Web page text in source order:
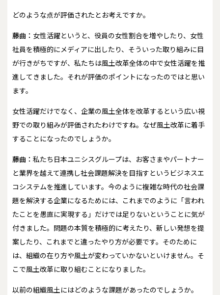
――どのような点が評価されたとお考えですか。
藤曲： 女性活躍というと、役員の女性割合を増やしたり、女性
社員を積極的にメディアに出したり、そういった取り組みに目
が行きがちですが、私たちは風土改革全体の中で女性活躍を推
進してきました。それが評価のポイントになったのではと思い
ます。
――女性活躍だけでなく、企業の風土全体を改革するという広い視
野での取り組みが評価されたわけですね。なぜ風土改革に着手
することになったのでしょうか。
藤曲： 私たち日本ユニシスグループは、お客さまやパートナー
と業界を越えて連携し社会課題解決を目指すというビジネスエ
コシステムを推進しています。今のように複雑な時代の社会課
題を解決する企業になるためには、これまでのように「言われ
たことを愚直に実現する」だけでは足りないということに気が
付きました。問題の本質を積極的に考えたり、新しい発想を提
案したり、これまでと違ったやり方が必要です。そのために
は、組織の在り方や風土が変わっていかないといけません。そ
こで風土改革に取り組むことになりました。
――以前の組織風土にはどのような課題があったのでしょうか。